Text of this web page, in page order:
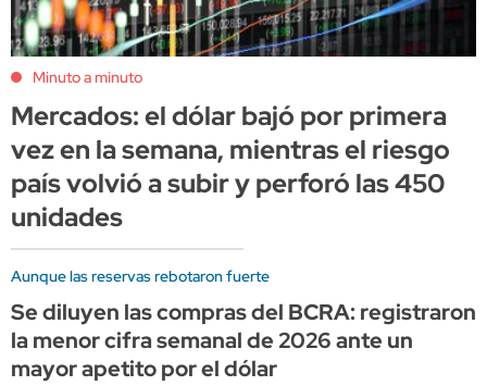
Minuto a minuto
Mercados: el dólar bajó por primera
vez en la semana, mientras el riesgo
país volvió a subir y perforó las 450
unidades
Aunque las reservas rebotaron fuerte
Se diluyen las compras del BCRA: registraron
la menor cifra semanal de 2026 ante un
mayor apetito por el dólar